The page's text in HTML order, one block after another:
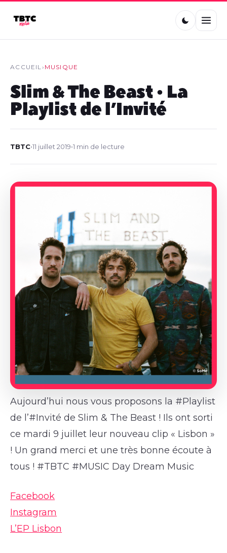
ACCUEIL› MUSIQUE
Slim & The Beast • La
Playlist de l’Invité
TBTC•11 juillet 2019•1 min de lecture
Aujourd’hui nous vous proposons la #Playlist
de l’#Invité de Slim & The Beast ! Ils ont sorti
ce mardi 9 juillet leur nouveau clip « Lisbon »
! Un grand merci et une très bonne écoute à
tous ! #TBTC #MUSIC Day Dream Music
Facebook
Instagram
L’EP Lisbon